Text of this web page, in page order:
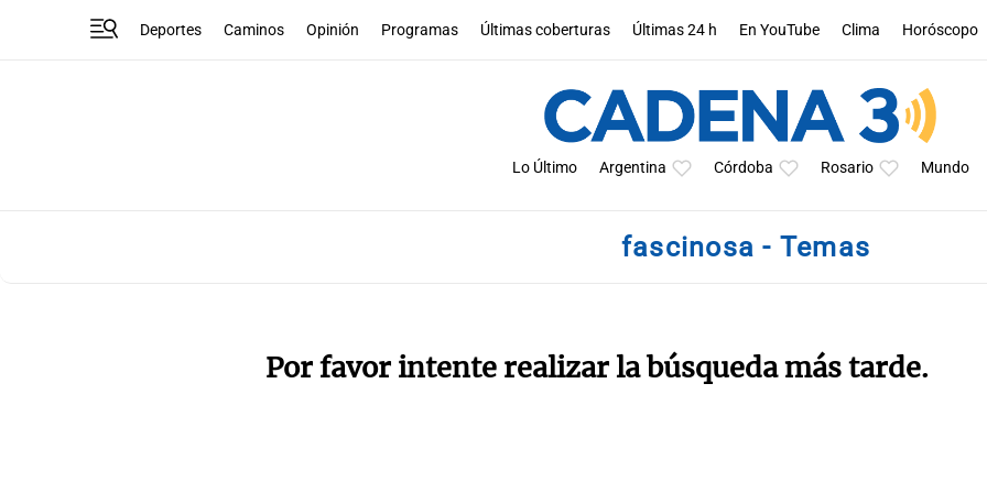
Deportes Caminos Opinión Programas Últimas coberturas Últimas 24 h En YouTube Clima Horóscopo
Lo Último Argentina Córdoba Rosario Mundo
fascinosa - Temas
Por favor intente realizar la búsqueda más tarde.